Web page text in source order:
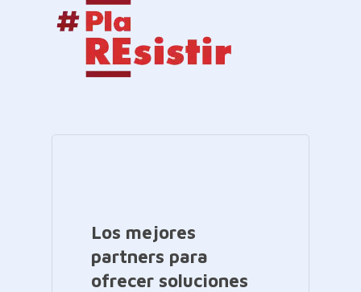
Los mejores
partners para
ofrecer soluciones